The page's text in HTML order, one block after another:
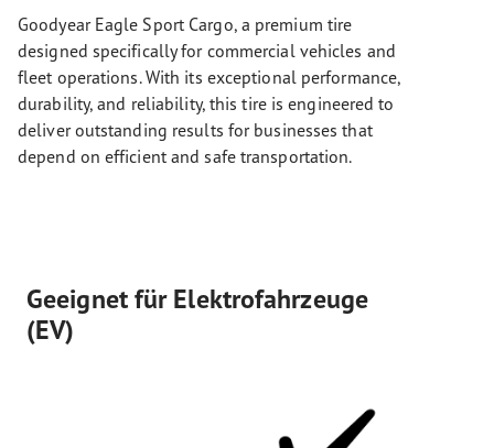
Goodyear Eagle Sport Cargo, a premium tire
designed specifically for commercial vehicles and
fleet operations. With its exceptional performance,
durability, and reliability, this tire is engineered to
deliver outstanding results for businesses that
depend on efficient and safe transportation.
Geeignet für Elektrofahrzeuge
(EV)